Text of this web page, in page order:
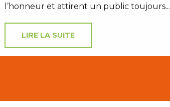
l’honneur et attirent un public toujours...
LIRE LA SUITE